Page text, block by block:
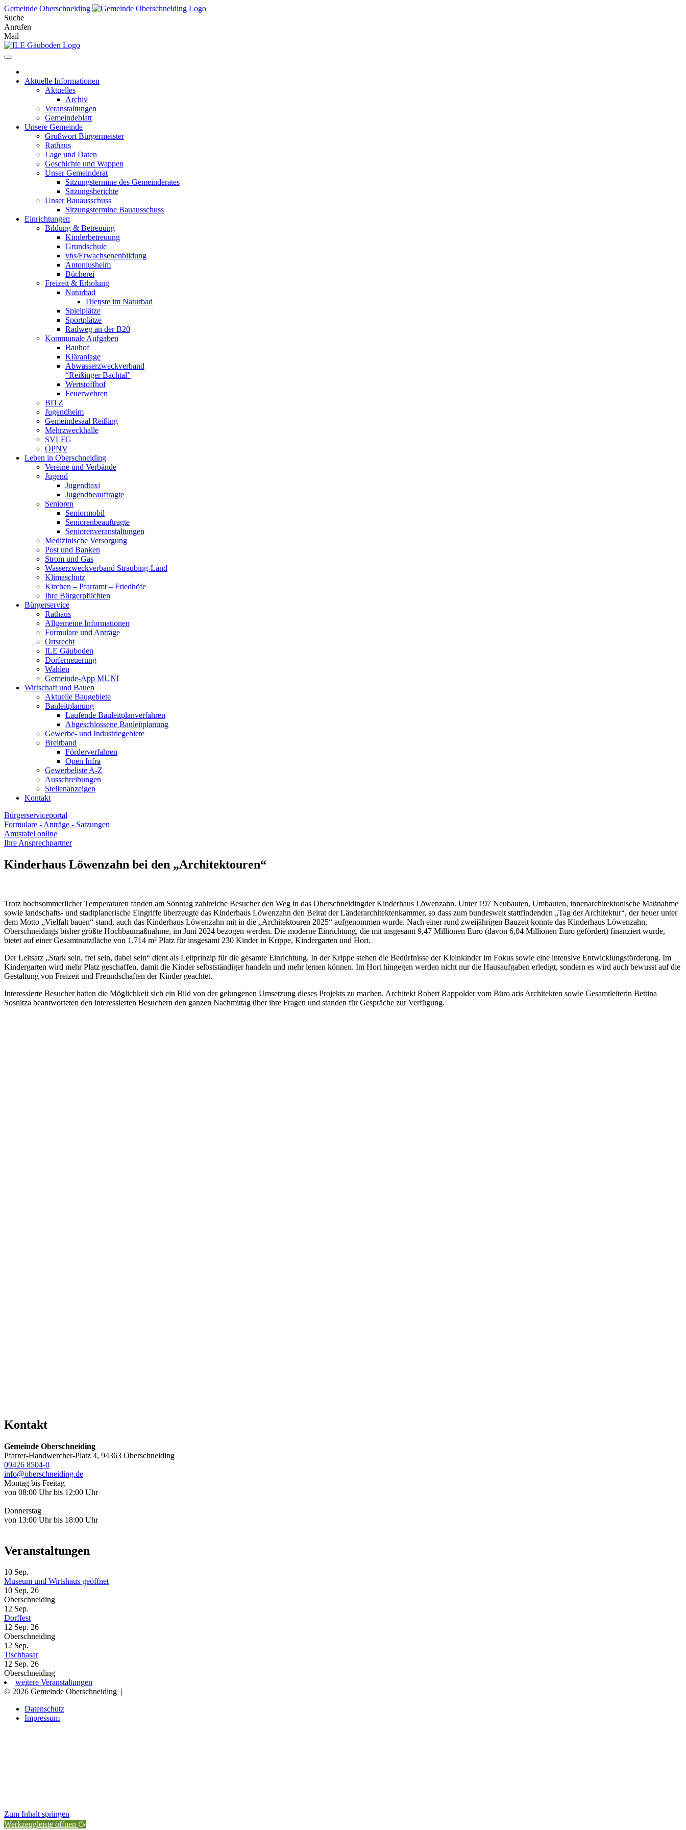
Skip
to
content
Gemeinde Oberschneiding
Suche
Anrufen
Mail
Aktuelle Informationen
Aktuelles
Archiv
Veranstaltungen
Gemeindeblatt
Unsere Gemeinde
Grußwort Bürgermeister
Rathaus
Lage und Daten
Geschichte und Wappen
Unser Gemeinderat
Sitzungstermine des Gemeinderates
Sitzungsberichte
Unser Bauausschuss
Sitzungstermine Bauausschuss
Einrichtungen
Bildung & Betreuung
Kinderbetreuung
Grundschule
vhs/Erwachsenenbildung
Antoniusheim
Bücherei
Freizeit & Erholung
Naturbad
Dienste im Naturbad
Spielplätze
Sportplätze
Radweg an der B20
Kommunale Aufgaben
Bauhof
Kläranlage
Abwasserzweckverband
“Reißinger Bachtal”
Wertstoffhof
Feuerwehren
BITZ
Jugendheim
Gemeindesaal Reißing
Mehrzweckhalle
SVLFG
ÖPNV
Leben in Oberschneiding
Vereine und Verbände
Jugend
Jugendtaxi
Jugendbeauftragte
Senioren
Seniormobil
Seniorenbeauftragte
Seniorenveranstaltungen
Medizinische Versorgung
Post und Banken
Strom und Gas
Wasserzweckverband Straubing-Land
Klimaschutz
Kirchen – Pfarramt – Friedhöfe
Ihre Bürgerpflichten
Bürgerservice
Rathaus
Allgemeine Informationen
Formulare und Anträge
Ortsrecht
ILE Gäuboden
Dorferneuerung
Wahlen
Gemeinde-App MUNI
Wirtschaft und Bauen
Aktuelle Baugebiete
Bauleitplanung
Laufende Bauleitplanverfahren
Abgeschlossene Bauleitplanung
Gewerbe- und Industriegebiete
Breitband
Förderverfahren
Open Infra
Gewerbeliste A-Z
Ausschreibungen
Stellenanzeigen
Kontakt
Bürgerserviceportal
Formulare - Anträge - Satzungen
Amtstafel online
Ihre Ansprechpartner
Kinderhaus Löwenzahn bei den „Architektouren“
Trotz hochsommerlicher Temperaturen fanden am Sonntag zahlreiche Besucher den Weg in das Oberschneidingder Kinderhaus Löwenzahn. Unter 197 Neubauten, Umbauten, innenarchitektonische Maßnahme
sowie landschafts- und stadtplanerische Eingriffe überzeugte das Kinderhaus Löwenzahn den Beirat der Länderarchitektenkammer, so dass zum bundesweit stattfindenden „Tag der Architektur“, der heuer unter
dem Motto „Vielfalt bauen“ stand, auch das Kinderhaus Löwenzahn mit in die „Architektouren 2025“ aufgenommen wurde. Nach einer rund zweijährigen Bauzeit konnte das Kinderhaus Löwenzahn,
Oberschneidings bisher größte Hochbaumaßnahme, im Juni 2024 bezogen werden. Die moderne Einrichtung, die mit insgesamt 9,47 Millionen Euro (davon 6,04 Millionen Euro gefördert) finanziert wurde,
bietet auf einer Gesamtnutzfläche von 1.714 m² Platz für insgesamt 230 Kinder in Krippe, Kindergarten und Hort.
Der Leitsatz „Stark sein, frei sein, dabei sein“ dient als Leitprinzip für die gesamte Einrichtung. In der Krippe stehen die Bedürfnisse der Kleinkinder im Fokus sowie eine intensive Entwicklungsförderung. Im
Kindergarten wird mehr Platz geschaffen, damit die Kinder selbstständiger handeln und mehr lernen können. Im Hort hingegen werden nicht nur die Hausaufgaben erledigt, sondern es wird auch bewusst auf die
Gestaltung von Freizeit und Freundschaften der Kinder geachtet.
Interessierte Besucher hatten die Möglichkeit sich ein Bild von der gelungenen Umsetzung dieses Projekts zu machen. Architekt Robert Rappolder vom Büro aris Architekten sowie Gesamtleiterin Bettina
Sosnitza beantworteten den interessierten Besuchern den ganzen Nachmittag über ihre Fragen und standen für Gespräche zur Verfügung.
Kontakt
Gemeinde Oberschneiding
Pfarrer-Handwercher-Platz 4, 94363 Oberschneiding
09426 8504-0
info@oberschneiding.de
Montag bis Freitag
von 08:00 Uhr bis 12:00 Uhr
Donnerstag
von 13:00 Uhr bis 18:00 Uhr
Veranstaltungen
10 Sep.
Museum und Wirtshaus geöffnet
10 Sep. 26
Oberschneiding
12 Sep.
Dorffest
12 Sep. 26
Oberschneiding
12 Sep.
Tischbasar
12 Sep. 26
Oberschneiding
weitere Veranstaltungen
© 2026 Gemeinde Oberschneiding |
Datenschutz
Impressum
Zum Inhalt springen
Werkzeugleiste öffnen